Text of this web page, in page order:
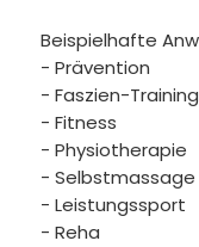
Beispielhafte
- Prävention
- Faszien-Training
- Fitness
- Physiotherapie
- Selbstmassage
- Leistungssport
- Reha